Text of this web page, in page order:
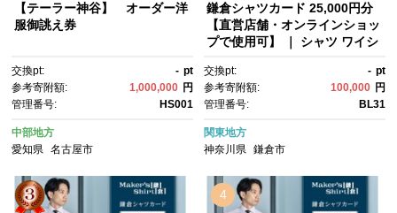
【テーラー神谷】 オーダー洋
服御誂え券
交換pt: - pt
参考寄附額:
1,000,000 円
管理番号:
HS001
中部地方
愛知県
名古屋市
鎌倉シャツカード 25,000円分
【直営店舗・オンラインショッ
プで使用可】 ｜ シャツ ワイシ
気 おすすめ ギフトカード 紳士
服 レディースシャツ カジュア
ルシャツ ビジネスシャツ 贈答
用 送料無料 神奈川 鎌倉
交換pt: - pt
参考寄附額:
100,000 円
管理番号:
BL31
関東地方
神奈川県 鎌倉市
4